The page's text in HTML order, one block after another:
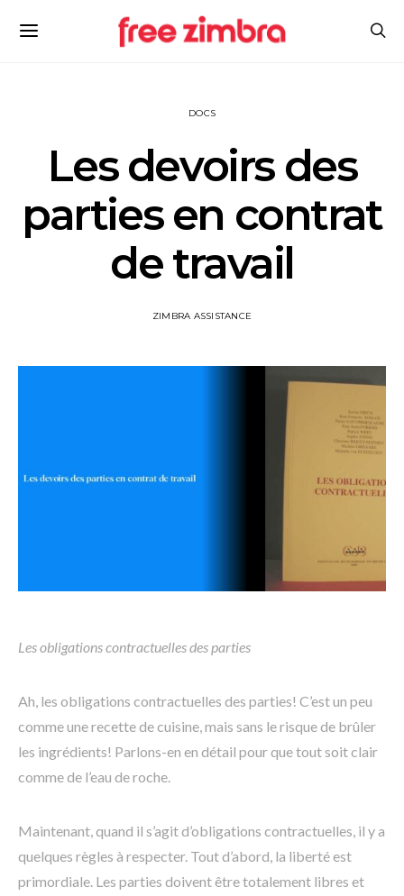
DOCS
Les devoirs des
parties en contrat
de travail
ZIMBRA ASSISTANCE
Les obligations contractuelles des parties
Ah, les obligations contractuelles des parties! C’est un peu
comme une recette de cuisine, mais sans le risque de brûler
les ingrédients! Parlons-en en détail pour que tout soit clair
comme de l’eau de roche.
Maintenant, quand il s’agit d’obligations contractuelles, il y a
quelques règles à respecter. Tout d’abord, la liberté est
primordiale. Les parties doivent être totalement libres et